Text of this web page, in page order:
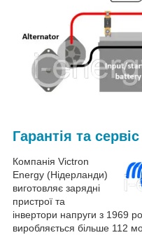
Гарантія та сервіс
Компанія Victron
Energy (Нідерланди)
виготовляє зарядні
пристрої та
інвертори напруги з 1969
виробляється більше 112